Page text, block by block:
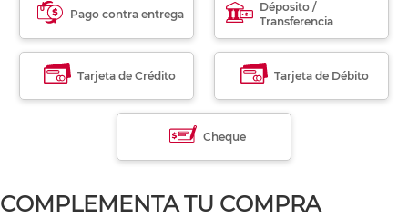
Pago contra entrega
Déposito /
Transferencia
Tarjeta de Crédito Tarjeta de Débito
Cheque
COMPLEMENTA TU COMPRA